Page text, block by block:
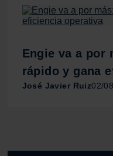
Engie va a por
rápido y gana
José Javier Ruiz02/